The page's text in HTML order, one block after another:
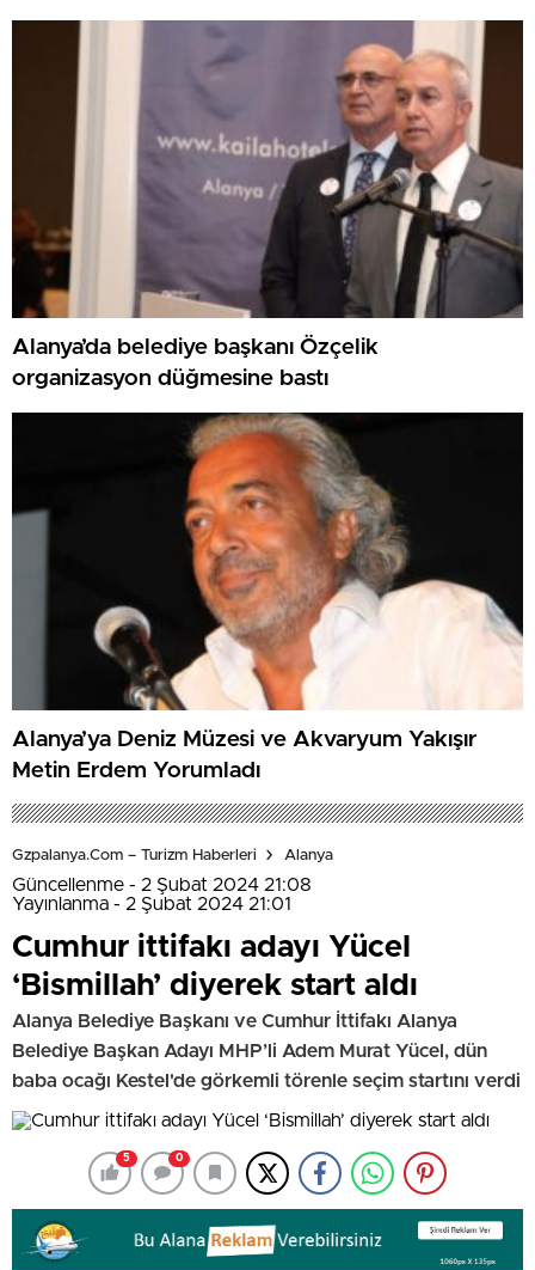
Alanya’da belediye başkanı Özçelik
organizasyon düğmesine bastı
Alanya’ya Deniz Müzesi ve Akvaryum Yakışır
Metin Erdem Yorumladı
Gzpalanya.com – Turizm Haberleri Alanya
Güncellenme - 2 Şubat 2024 21:08
Yayınlanma - 2 Şubat 2024 21:01
Cumhur ittifakı adayı Yücel
‘Bismillah’ diyerek start aldı
Alanya Belediye Başkanı ve Cumhur İttifakı Alanya
Belediye Başkan Adayı MHP’li Adem Murat Yücel, dün
baba ocağı Kestel'de görkemli törenle seçim startını verdi
5 0